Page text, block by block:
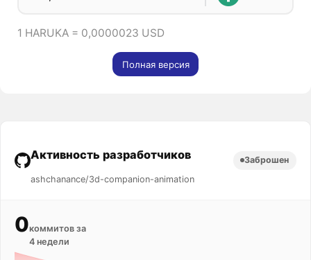
1 HARUKA = 0,0000023 USD
Полная версия
Активность разработчиков
ashchanance/3d-companion-animation
Заброшен
0коммитов за
4 недели